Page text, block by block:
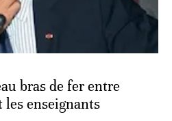
bras de fer entre
les enseignants